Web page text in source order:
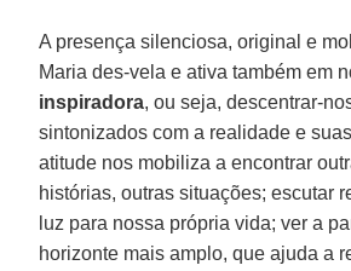
A presença silenciosa, original e
Maria des-vela e ativa também em
inspiradora, ou seja, descentrar-
sintonizados com a realidade e
atitude nos mobiliza a encontrar
histórias, outras situações; escutar
luz para nossa própria vida; ver a
horizonte mais amplo, que ajuda a